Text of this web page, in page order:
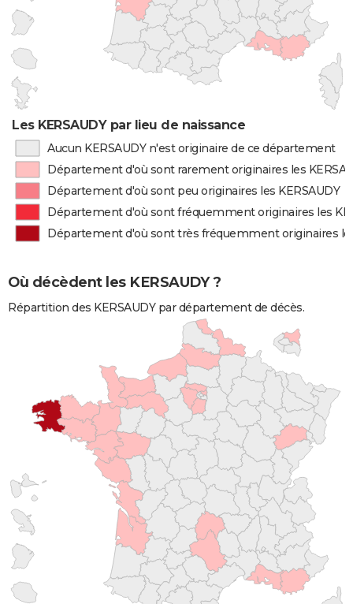
Les KERSAUDY par lieu de naissance
Aucun KERSAUDY n'est originaire de ce département
Département d'où sont rarement originaires les
Département d'où sont peu originaires les KERSAUDY
Département d'où sont fréquemment originaires les
Département d'où sont très fréquemment originaires
Où décèdent les KERSAUDY ?
Répartition des KERSAUDY par département de décès.